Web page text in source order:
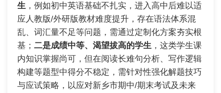
生 ，例如初中英语基础不扎实，进入高中后难以适
应人教版/外研版教材难度提升，存在语法体系混
乱、词汇量不足等问题，需通过定制化方案夯实根
基； 二是成绩中等、渴望拔高的学生 ，这类学生课
内知识掌握尚可，但在阅读长难句分析、写作逻辑
构建等题型中得分不稳定，需针对性强化解题技巧
与应试策略，以应对新乡市期中/期末考试及未来